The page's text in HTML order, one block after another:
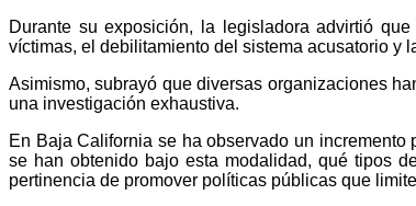
Durante su exposición, la legisladora advirtió
víctimas, el debilitamiento del sistema acusatorio y
Asimismo, subrayó que diversas organizaciones
una investigación exhaustiva.
En Baja California se ha observado un
se han obtenido bajo esta modalidad, qué tipos
pertinencia de promover políticas públicas que